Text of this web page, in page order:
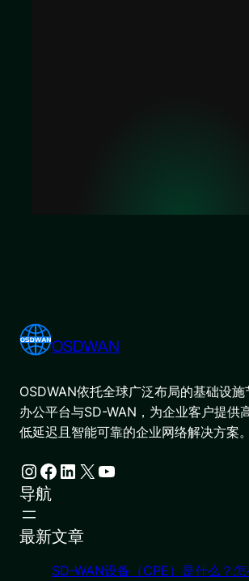
OSDWAN
OSDWAN依托全球广泛布局的基础设
办公平台与SD-WAN，为企业客户提供
低延迟且智能可靠的企业网络解决方案。
Instagram Facebook LinkedIn X YouTube
导航
最新文章
SD-WAN设备（CPE）是什么？怎